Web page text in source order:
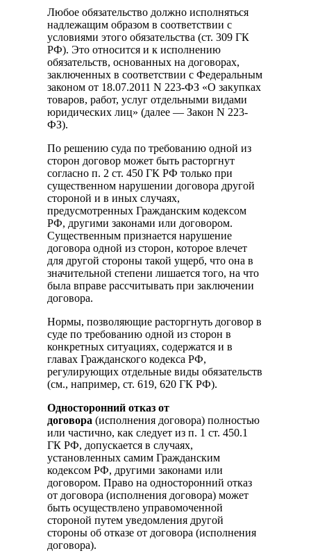
Любое обязательство должно исполняться
надлежащим образом в соответствии с
условиями этого обязательства (ст. 309 ГК
РФ). Это относится и к исполнению
обязательств, основанных на договорах,
заключенных в соответствии с Федеральным
законом от 18.07.2011 N 223-ФЗ «О закупках
товаров, работ, услуг отдельными видами
юридических лиц» (далее — Закон N 223-
ФЗ).
По решению суда по требованию одной из
сторон договор может быть расторгнут
согласно п. 2 ст. 450 ГК РФ только при
существенном нарушении договора другой
стороной и в иных случаях,
предусмотренных Гражданским кодексом
РФ, другими законами или договором.
Существенным признается нарушение
договора одной из сторон, которое влечет
для другой стороны такой ущерб, что она в
значительной степени лишается того, на что
была вправе рассчитывать при заключении
договора.
Нормы, позволяющие расторгнуть договор в
суде по требованию одной из сторон в
конкретных ситуациях, содержатся и в
главах Гражданского кодекса РФ,
регулирующих отдельные виды обязательств
(см., например, ст. 619, 620 ГК РФ).
Односторонний отказ от
договора (исполнения договора) полностью
или частично, как следует из п. 1 ст. 450.1
ГК РФ, допускается в случаях,
установленных самим Гражданским
кодексом РФ, другими законами или
договором. Право на односторонний отказ
от договора (исполнения договора) может
быть осуществлено управомоченной
стороной путем уведомления другой
стороны об отказе от договора (исполнения
договора).